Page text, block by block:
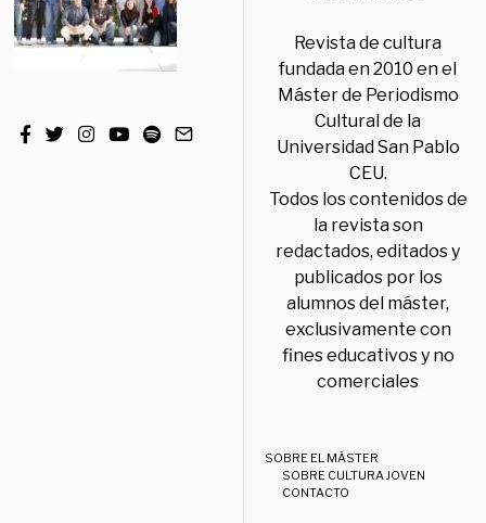
Revista de cultura
fundada en 2010 en el
Máster de Periodismo
Cultural de la
Universidad San Pablo
CEU.
Todos los contenidos de
la revista son
redactados, editados y
publicados por los
alumnos del máster,
exclusivamente con
fines educativos y no
comerciales
SOBRE EL MÁSTER
SOBRE CULTURA JOVEN
CONTACTO